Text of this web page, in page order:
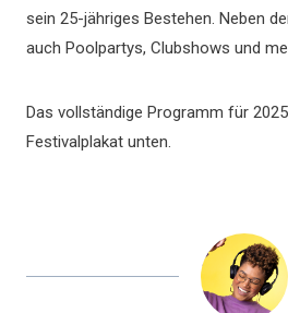
sein 25-jähriges Bestehen. Neben
auch Poolpartys, Clubshows und
Das vollständige Programm für
Festivalplakat unten.